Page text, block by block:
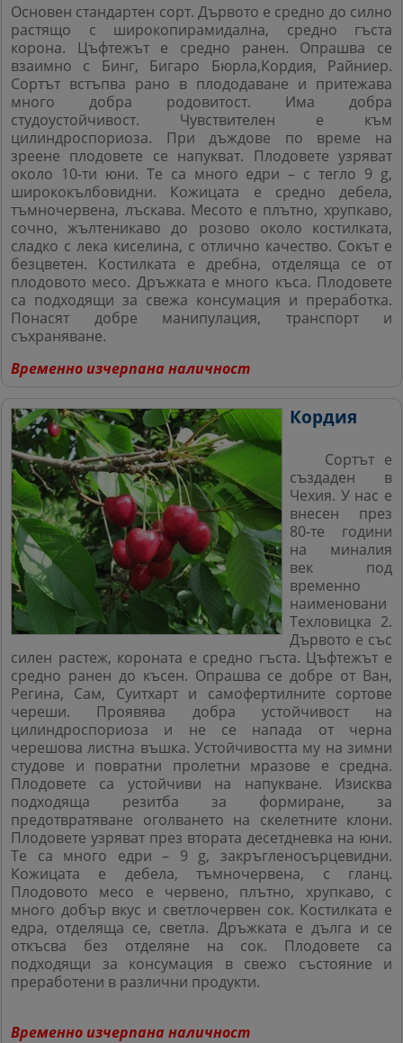
Основен стандартен сорт. Дървото е средно до силно
растящо с широкопирамидална, средно гъста
корона. Цъфтежът е средно ранен. Опрашва се
взаимно с Бинг,
Бигаро Бюрла,Кордия, Райниер.
Сортът встъпва рано в плододаване и притежава
много добра
родовитост. Има добра
студоустойчивост. Чувствителен е към
цилиндроспориоза. При дъждове по време на
зреене плодовете се напукват. Плодовете узряват
около 10-ти юни. Те са много едри – с тегло 9 g,
ширококълбовидни. Кожицата е
средно дебела,
тъмночервена, лъскава. Месото е плътно, хрупкаво,
сочно, жълтеникаво до розово около костилката,
сладко с лека киселина, с отлично качество. Сокът е
безцветен. Костилката е дребна, отделяща
се от
плодовото месо. Дръжката е много къса. Плодовете
са подходящи за свежа консумация и преработка.
Понасят
добре манипулация, транспорт и
съхраняване.
Временно изчерпана наличност
Кордия
Сортът е
създаден в
Чехия. У нас е
внесен през
80-те години
на миналия
век под
временно
наименовани
Техловицка 2.
Дървото е със
силен растеж, короната е средно гъста. Цъфтежът е
средно ранен до късен. Опрашва се добре от Ван,
Регина, Сам, Суитхарт и самофертилните сортове
череши. Проявява добра устойчивост
на
цилиндроспориоза и не се напада от черна
черешова листна въшка. Устойчивостта му на зимни
студове и повратни пролетни мразове е средна.
Плодовете са устойчиви на напукване. Изисква
подходяща
резитба за формиране, за
предотвратяване оголването на скелетните клони.
Плодовете узряват през втората десетдневка на юни.
Те са много едри – 9 g, закръгленосърцевидни.
Кожицата е дебела, тъмночервена, с гланц.
Плодовото
месо е червено, плътно, хрупкаво, с
много добър вкус и светлочервен сок. Костилката е
едра, отделяща се, светла. Дръжката е дълга и се
откъсва без отделяне
на сок. Плодовете са
подходящи за консумация в свежо
състояние и
преработени в различни продукти.
Временно изчерпана наличност